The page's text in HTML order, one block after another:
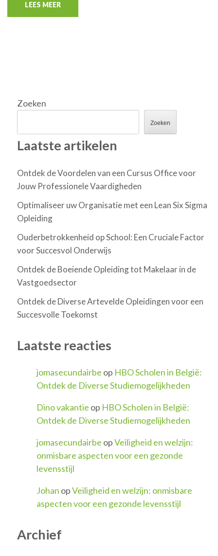
LEES MEER
Zoeken
Zoeken
Laatste artikelen
Ontdek de Voordelen van een Cursus Office voor
Jouw Professionele Vaardigheden
Optimaliseer uw Organisatie met een Lean Six Sigma
Opleiding
Ouderbetrokkenheid op School: Een Cruciale Factor
voor Succesvol Onderwijs
Ontdek de Boeiende Opleiding tot Makelaar in de
Vastgoedsector
Ontdek de Diverse Artevelde Opleidingen voor een
Succesvolle Toekomst
Laatste reacties
jomasecundairbe op HBO Scholen in België:
Ontdek de Diverse Studiemogelijkheden
Dino vakantie op HBO Scholen in België:
Ontdek de Diverse Studiemogelijkheden
jomasecundairbe opVeiligheid en welzijn:
onmisbare aspecten voor een gezonde
levensstijl
Johan opVeiligheid en welzijn: onmisbare
aspecten voor een gezonde levensstijl
Archief